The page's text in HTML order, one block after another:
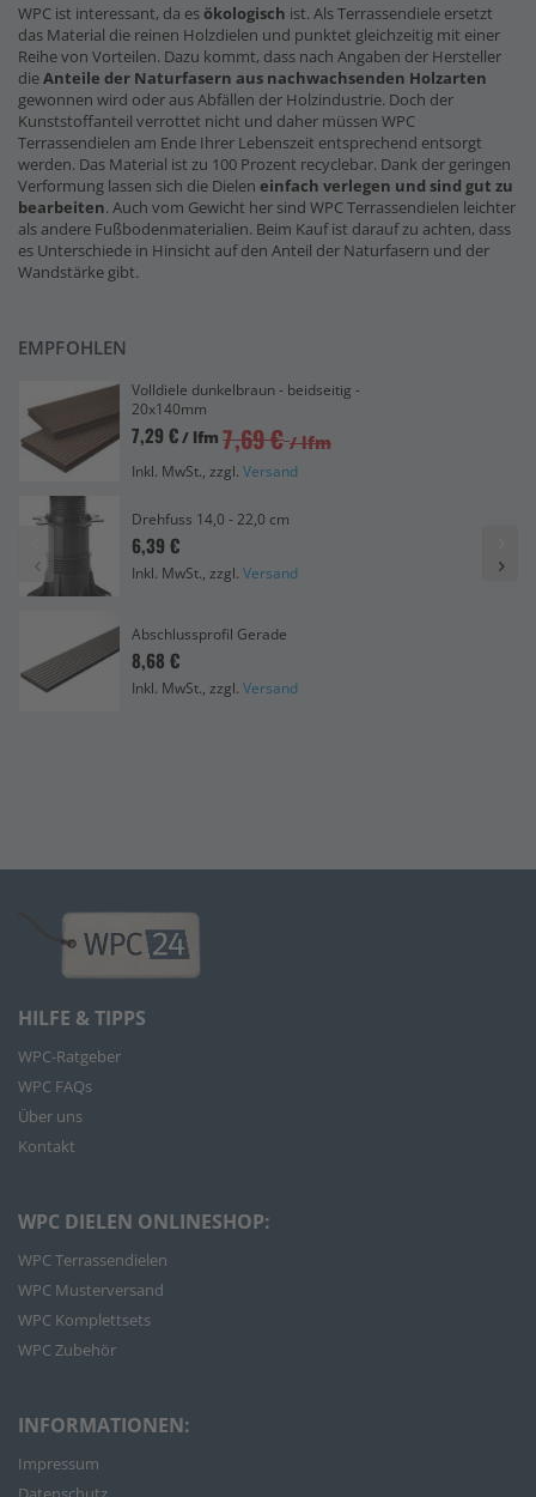
WPC ist interessant, da esökologisch ist. Als Terrassendiele ersetzt
das Material die reinen Holzdielen und punktet gleichzeitig mit einer
Reihe von Vorteilen. Dazu kommt, dass nach Angaben der Hersteller
dieAnteile der Naturfasern aus nachwachsenden Holzarten
gewonnen wird oder aus Abfällen der Holzindustrie. Doch der
Kunststoffanteil verrottet nicht und daher müssen WPC
Terrassendielen am Ende Ihrer Lebenszeit entsprechend entsorgt
werden. Das Material ist zu 100 Prozent recyclebar. Dank der geringen
Verformung lassen sich die Dielen einfach verlegen und sind gut zu
bearbeiten. Auch vom Gewicht her sind WPC Terrassendielen leichter
als andere Fußbodenmaterialien. Beim Kauf ist darauf zu achten, dass
es Unterschiede in Hinsicht auf den Anteil der Naturfasern und der
Wandstärke gibt.
EMPFOHLEN
Volldiele dunkelbraun - beidseitig -
20x140mm
7,29 €/ lfm 7,69 € / lfm
Inkl. MwSt., zzgl. Versand
Drehfuss 14,0 - 22,0 cm
6,39 €
Inkl. MwSt., zzgl. Versand
Abschlussprofil Gerade
8,68 €
Inkl. MwSt., zzgl. Versand
HILFE & TIPPS
WPC-Ratgeber
WPC FAQs
Über uns
Kontakt
WPC DIELEN ONLINESHOP:
WPC Terrassendielen
WPC Musterversand
WPC Komplettsets
WPC Zubehör
INFORMATIONEN:
Impressum